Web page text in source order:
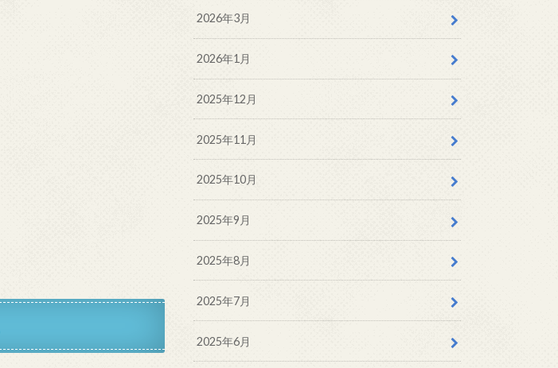
2026年3月
2026年1月
2025年12月
2025年11月
2025年10月
2025年9月
2025年8月
2025年7月
2025年6月